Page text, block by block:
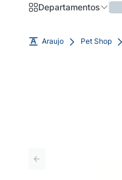
Departamentos
Araujo Pet Shop